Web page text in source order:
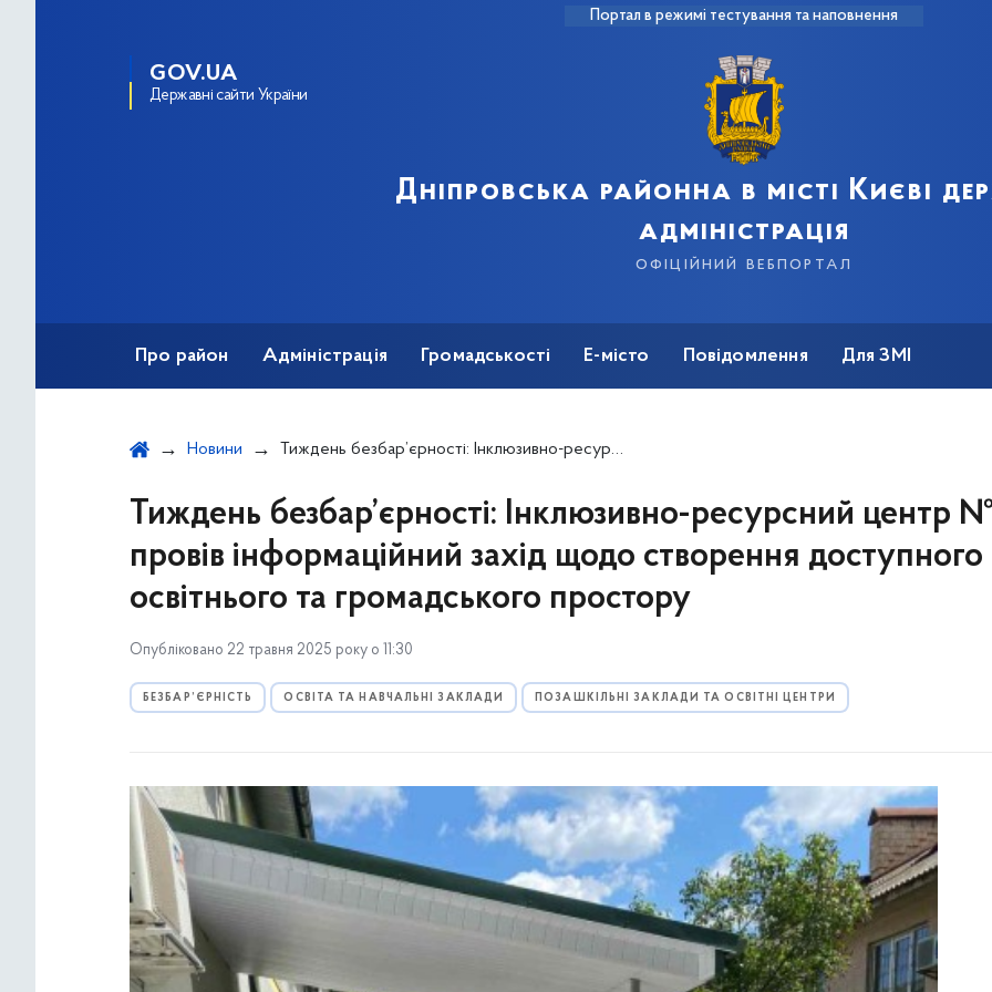
Портал в режимі тестування та наповнення
GOV.UA
Державні сайти України
Дніпровська районна в місті Києві
адміністрація
офіційний вебпортал
Про район Адміністрація Громадськості Е-місто Повідомлення Для ЗМІ
Новини Тиждень безбар’єрності: Інклюзивно-ресурсний центр №4 провів інформаційний захід щодо створення доступного освітнього та громадського простору
Тиждень безбар’єрності: Інклюзивно-ресурсний центр
провів інформаційний захід щодо створення доступного
освітнього та громадського простору
Опубліковано 22 травня 2025 року о 11:30
БЕЗБАР’ЄРНІСТЬ ОСВІТА ТА НАВЧАЛЬНІ ЗАКЛАДИ ПОЗАШКІЛЬНІ ЗАКЛАДИ ТА ОСВІТНІ ЦЕНТРИ